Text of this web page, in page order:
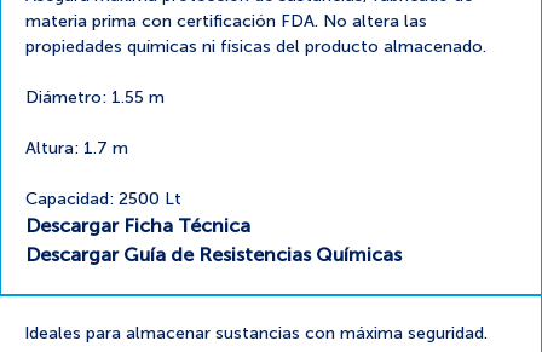
materia prima con certificación FDA. No altera las
propiedades químicas ni físicas del producto almacenado.
Diámetro: 1.55 m
Altura: 1.7 m
Capacidad: 2500 Lt
Descargar Ficha Técnica
Descargar Guía de Resistencias Químicas
Ideales para almacenar sustancias con máxima seguridad.